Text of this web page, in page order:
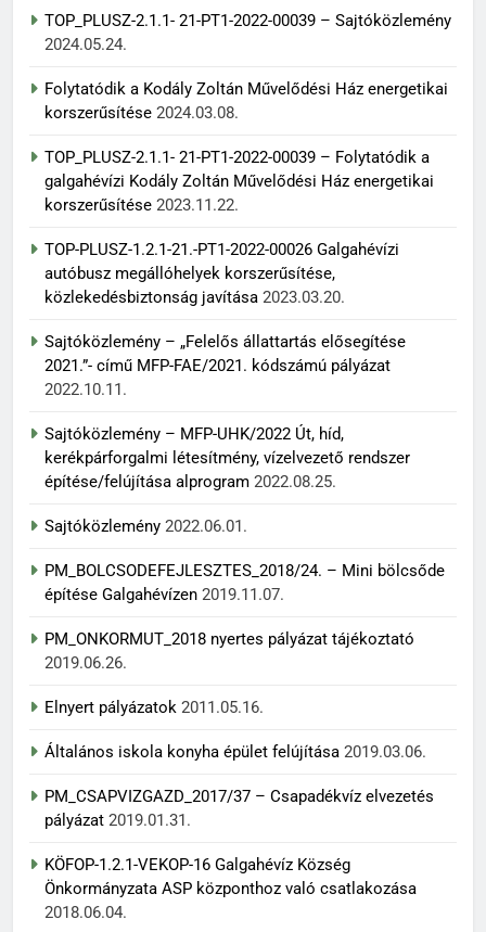
TOP_PLUSZ-2.1.1- 21-PT1-2022-00039 – Sajtóközlemény
2024.05.24.
Folytatódik a Kodály Zoltán Művelődési Ház energetikai
korszerűsítése 2024.03.08.
TOP_PLUSZ-2.1.1- 21-PT1-2022-00039 – Folytatódik a
galgahévízi Kodály Zoltán Művelődési Ház energetikai
korszerűsítése 2023.11.22.
TOP-PLUSZ-1.2.1-21.-PT1-2022-00026 Galgahévízi
autóbusz megállóhelyek korszerűsítése,
közlekedésbiztonság javítása 2023.03.20.
Sajtóközlemény – „Felelős állattartás elősegítése
2021.”- című MFP-FAE/2021. kódszámú pályázat
2022.10.11.
Sajtóközlemény – MFP-UHK/2022 Út, híd,
kerékpárforgalmi létesítmény, vízelvezető rendszer
építése/felújítása alprogram 2022.08.25.
Sajtóközlemény 2022.06.01.
PM_BOLCSODEFEJLESZTES_2018/24. – Mini bölcsőde
építése Galgahévízen 2019.11.07.
PM_ONKORMUT_2018 nyertes pályázat tájékoztató
2019.06.26.
Elnyert pályázatok 2011.05.16.
Általános iskola konyha épület felújítása 2019.03.06.
PM_CSAPVIZGAZD_2017/37 – Csapadékvíz elvezetés
pályázat 2019.01.31.
KÖFOP-1.2.1-VEKOP-16 Galgahévíz Község
Önkormányzata ASP központhoz való csatlakozása
2018.06.04.